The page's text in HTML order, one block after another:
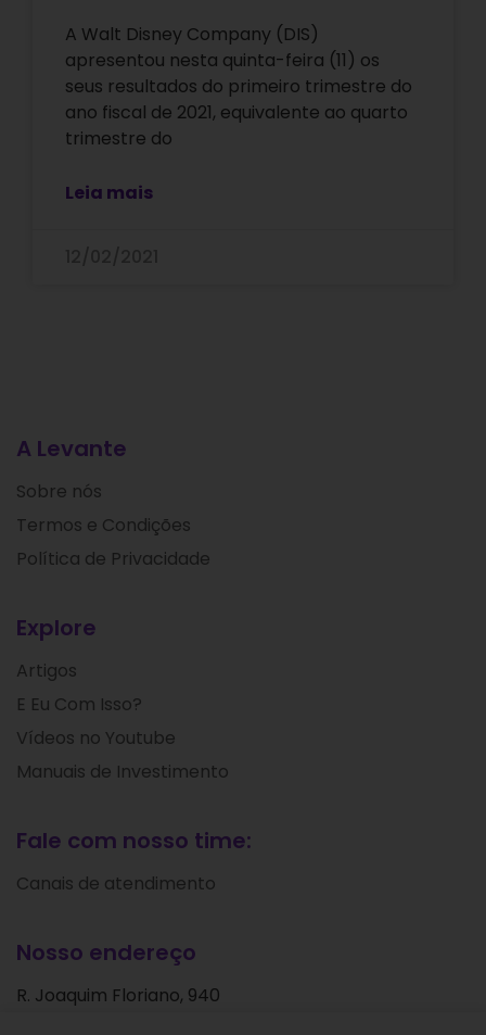
A Walt Disney Company (DIS)
apresentou nesta quinta-feira (11) os
seus resultados do primeiro trimestre do
ano fiscal de 2021, equivalente ao quarto
trimestre do
Leia mais
A Levante
Sobre nós
Termos e Condições
Política de Privacidade
Explore
Artigos
E Eu Com Isso?
Vídeos no Youtube
Manuais de Investimento
Fale com nosso time:
Canais de atendimento
Nosso endereço
R. Joaquim Floriano, 940